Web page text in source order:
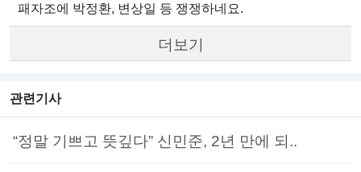
패자조에 박정환, 변상일 등 쟁쟁하네요.
더보기
관련기사
“정말 기쁘고 뜻깊다” 신민준, 2년 만에 되..